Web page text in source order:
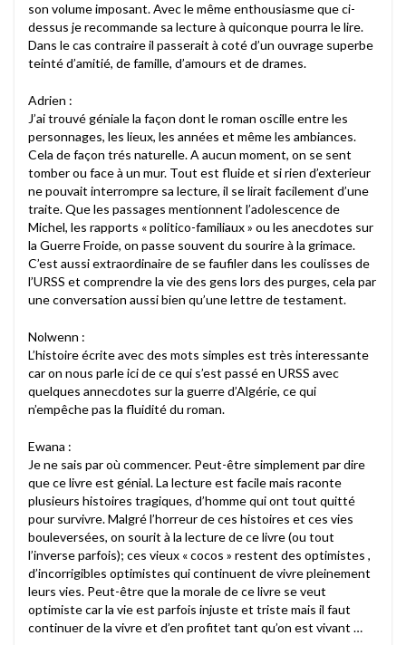
son volume imposant. Avec le même enthousiasme que ci-
dessus je recommande sa lecture à quiconque pourra le lire.
Dans le cas contraire il passerait à coté d’un ouvrage superbe
teinté d’amitié, de famille, d’amours et de drames.
Adrien :
J’ai trouvé géniale la façon dont le roman oscille entre les
personnages, les lieux, les années et même les ambiances.
Cela de façon trés naturelle. A aucun moment, on se sent
tomber ou face à un mur. Tout est fluide et si rien d’exterieur
ne pouvait interrompre sa lecture, il se lirait facilement d’une
traite. Que les passages mentionnent l’adolescence de
Michel, les rapports « politico-familiaux » ou les anecdotes sur
la Guerre Froide, on passe souvent du sourire à la grimace.
C’est aussi extraordinaire de se faufiler dans les coulisses de
l’URSS et comprendre la vie des gens lors des purges, cela par
une conversation aussi bien qu’une lettre de testament.
Nolwenn :
L’histoire écrite avec des mots simples est très interessante
car on nous parle ici de ce qui s’est passé en URSS avec
quelques annecdotes sur la guerre d’Algérie, ce qui
n’empêche pas la fluidité du roman.
Ewana :
Je ne sais par où commencer. Peut-être simplement par dire
que ce livre est génial. La lecture est facile mais raconte
plusieurs histoires tragiques, d’homme qui ont tout quitté
pour survivre. Malgré l’horreur de ces histoires et ces vies
bouleversées, on sourit à la lecture de ce livre (ou tout
l’inverse parfois); ces vieux « cocos » restent des optimistes ,
d’incorrigibles optimistes qui continuent de vivre pleinement
leurs vies. Peut-être que la morale de ce livre se veut
optimiste car la vie est parfois injuste et triste mais il faut
continuer de la vivre et d’en profitet tant qu’on est vivant …